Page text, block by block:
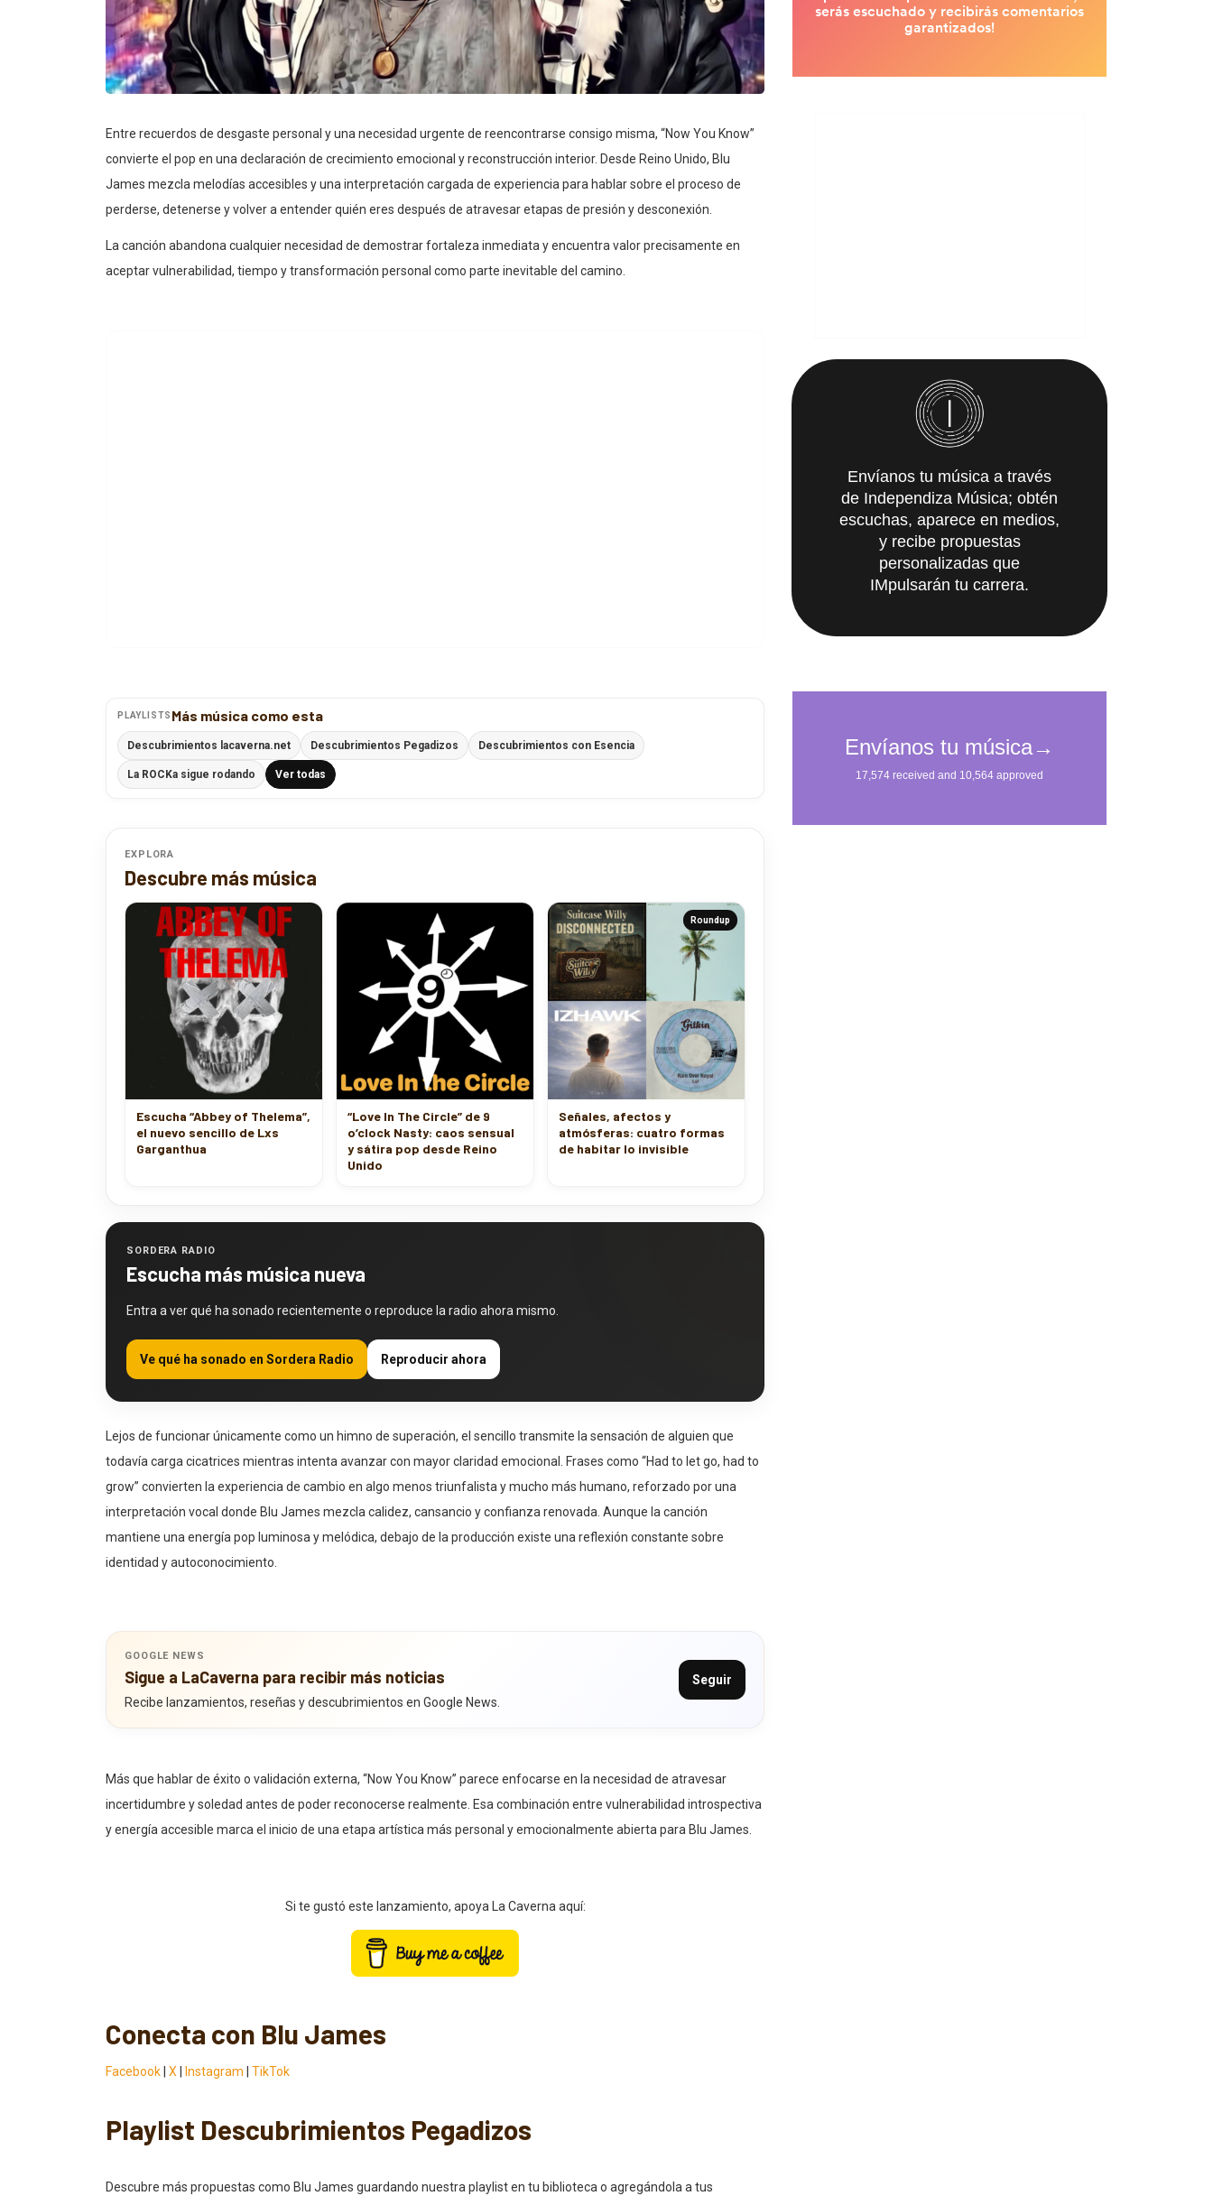
Entre recuerdos de desgaste personal y una necesidad urgente de reencontrarse consigo misma, “Now You Know”
convierte el pop en una declaración de crecimiento emocional y reconstrucción interior. Desde Reino Unido, Blu
James mezcla melodías accesibles y una interpretación cargada de experiencia para hablar sobre el proceso de
perderse, detenerse y volver a entender quién eres después de atravesar etapas de presión y desconexión.
La canción abandona cualquier necesidad de demostrar fortaleza inmediata y encuentra valor precisamente en
aceptar vulnerabilidad, tiempo y transformación personal como parte inevitable del camino.
PLAYLISTS Más música como esta
Descubrimientos lacaverna.net Descubrimientos Pegadizos Descubrimientos con Esencia
La ROCKa sigue rodando Ver todas
EXPLORA
Descubre más música
Escucha “Abbey of Thelema”,
el nuevo sencillo de Lxs
Garganthua
“Love In The Circle” de 9
o’clock Nasty: caos sensual
y sátira pop desde Reino
Unido
Roundup
Señales, afectos y
atmósferas: cuatro formas
de habitar lo invisible
SORDERA RADIO
Escucha más música nueva
Entra a ver qué ha sonado recientemente o reproduce la radio ahora mismo.
Ve qué ha sonado en Sordera Radio Reproducir ahora
Lejos de funcionar únicamente como un himno de superación, el sencillo transmite la sensación de alguien que
todavía carga cicatrices mientras intenta avanzar con mayor claridad emocional. Frases como “Had to let go, had to
grow” convierten la experiencia de cambio en algo menos triunfalista y mucho más humano, reforzado por una
interpretación vocal donde Blu James mezcla calidez, cansancio y confianza renovada. Aunque la canción
mantiene una energía pop luminosa y melódica, debajo de la producción existe una reflexión constante sobre
identidad y autoconocimiento.
GOOGLE NEWS
Sigue a LaCaverna para recibir más noticias
Recibe lanzamientos, reseñas y descubrimientos en Google News.
Seguir
Más que hablar de éxito o validación externa, “Now You Know” parece enfocarse en la necesidad de atravesar
incertidumbre y soledad antes de poder reconocerse realmente. Esa combinación entre vulnerabilidad introspectiva
y energía accesible marca el inicio de una etapa artística más personal y emocionalmente abierta para Blu James.
Si te gustó este lanzamiento, apoya La Caverna aquí:
Conecta con Blu James
Facebook X Instagram TikTok
Playlist Descubrimientos Pegadizos
Descubre más propuestas como Blu James guardando nuestra playlist en tu biblioteca o agregándola a tus
Envíanos tu música a través
de Independiza Música; obtén
escuchas, aparece en medios,
y recibe propuestas
personalizadas que
IMpulsarán tu carrera.